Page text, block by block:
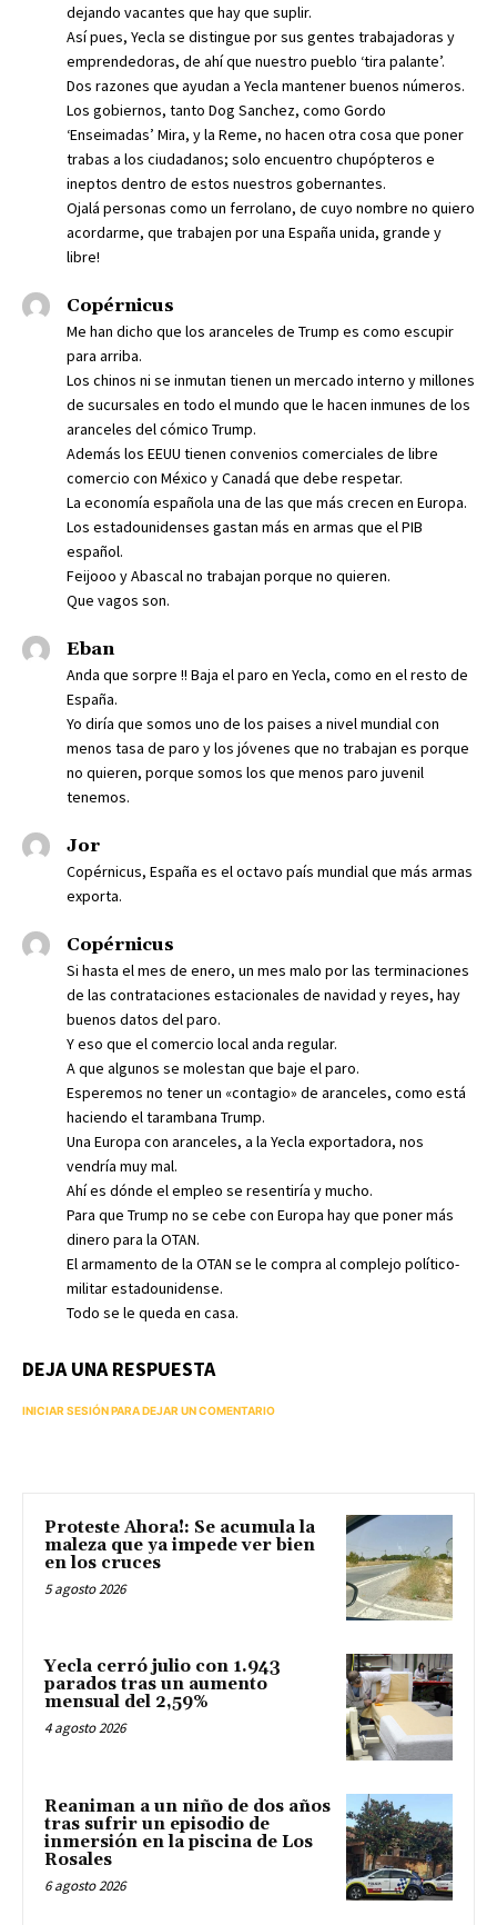
dejando vacantes que hay que suplir.
Así pues, Yecla se distingue por sus gentes trabajadoras y
emprendedoras, de ahí que nuestro pueblo ‘tira palante’.
Dos razones que ayudan a Yecla mantener buenos números.
Los gobiernos, tanto Dog Sanchez, como Gordo
‘Enseimadas’ Mira, y la Reme, no hacen otra cosa que poner
trabas a los ciudadanos; solo encuentro chupópteros e
ineptos dentro de estos nuestros gobernantes.
Ojalá personas como un ferrolano, de cuyo nombre no quiero
acordarme, que trabajen por una España unida, grande y
libre!
Copérnicus
Me han dicho que los aranceles de Trump es como escupir
para arriba.
Los chinos ni se inmutan tienen un mercado interno y millones
de sucursales en todo el mundo que le hacen inmunes de los
aranceles del cómico Trump.
Además los EEUU tienen convenios comerciales de libre
comercio con México y Canadá que debe respetar.
La economía española una de las que más crecen en Europa.
Los estadounidenses gastan más en armas que el PIB
español.
Feijooo y Abascal no trabajan porque no quieren.
Que vagos son.
Eban
Anda que sorpre !! Baja el paro en Yecla, como en el resto de
España.
Yo diría que somos uno de los paises a nivel mundial con
menos tasa de paro y los jóvenes que no trabajan es porque
no quieren, porque somos los que menos paro juvenil
tenemos.
Jor
Copérnicus, España es el octavo país mundial que más armas
exporta.
Copérnicus
Si hasta el mes de enero, un mes malo por las terminaciones
de las contrataciones estacionales de navidad y reyes, hay
buenos datos del paro.
Y eso que el comercio local anda regular.
A que algunos se molestan que baje el paro.
Esperemos no tener un «contagio» de aranceles, como está
haciendo el tarambana Trump.
Una Europa con aranceles, a la Yecla exportadora, nos
vendría muy mal.
Ahí es dónde el empleo se resentiría y mucho.
Para que Trump no se cebe con Europa hay que poner más
dinero para la OTAN.
El armamento de la OTAN se le compra al complejo político-
militar estadounidense.
Todo se le queda en casa.
DEJA UNA RESPUESTA
INICIAR SESIÓN PARA DEJAR UN COMENTARIO
Proteste Ahora!: Se acumula la
maleza que ya impede ver bien
en los cruces
5 agosto 2026
Yecla cerró julio con 1.943
parados tras un aumento
mensual del 2,59%
4 agosto 2026
Reaniman a un niño de dos años
tras sufrir un episodio de
inmersión en la piscina de Los
Rosales
6 agosto 2026